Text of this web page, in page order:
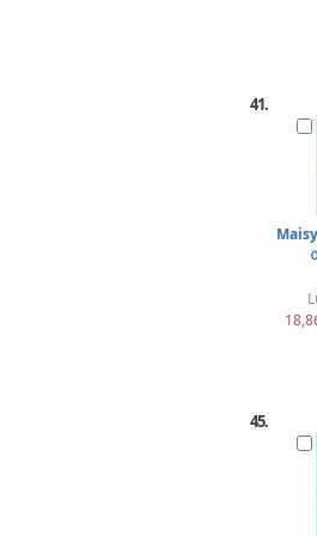
41.
45.